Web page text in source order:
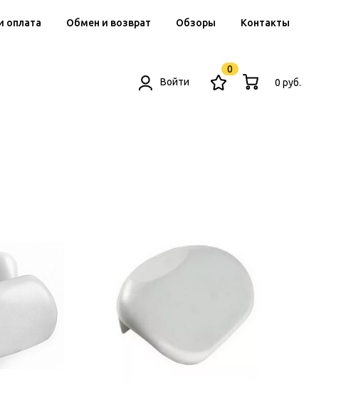
оплата Обмен и возврат Обзоры Контакты
Войти
0
0 руб.